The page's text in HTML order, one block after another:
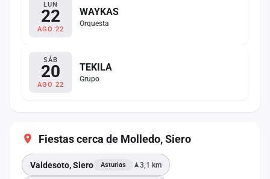
LUN
22
AGO 22
WAYKAS
Orquesta
SÁB
20
AGO 22
TEKILA
Grupo
Fiestas cerca de Molledo, Siero
Valdesoto, Siero Asturias 3,1 km